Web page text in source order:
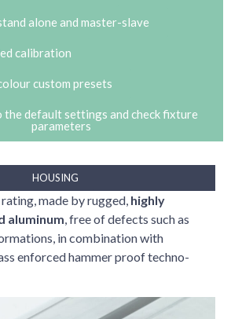
alone and master-slave
calibration
custom presets
the default settings and check fixture
parameters
HOUSING
made by rugged, highly
aluminum, free of defects such as
in combination with
enforced hammer proof techno-